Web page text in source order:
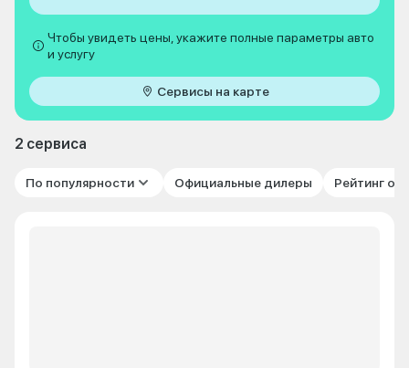
Чтобы увидеть цены, укажите полные параметры авто
и услугу
Сервисы на карте
2 сервиса
По популярности Официальные дилеры Рейтинг